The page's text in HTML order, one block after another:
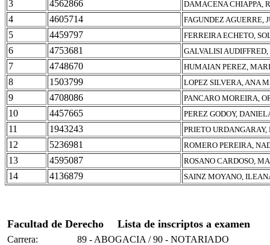
3 4562866 DAMACENA CHIAPPA,
4 4605714 FAGUNDEZ AGUERRE,
5 4459797 FERREIRA ECHETO,
6 4753681 GALVALISI
7 4748670 HUMAIAN PEREZ,
8 1503799 LOPEZ SILVERA, ANA
9 4708086 PANCARO MOREIRA,
10 4457665 PEREZ GODOY,
11 1943243 PRIETO
12 5236981 ROMERO PEREIRA,
13 4595087 ROSANO CARDOSO,
14 4136879 SAINZ MOYANO,
Facultad de Derecho Lista de inscriptos a examen
Carrera:
89 - ABOGACIA / 90 - NOTARIADO